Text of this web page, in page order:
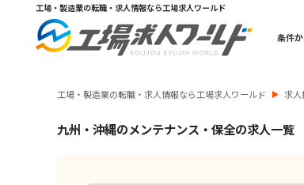
工場・製造業の転職・求人情報なら工場求人ワールド
条件
工場・製造業の転職・求人情報なら工場求人ワールド 求人
九州・沖縄のメンテナンス・保全の求人一覧